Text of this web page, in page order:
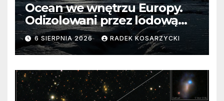
Ocean we wnętrzu Europy.
Odizolowani przez lodową
barierę
6 SIERPNIA 2026 RADEK KOSARZYCKI